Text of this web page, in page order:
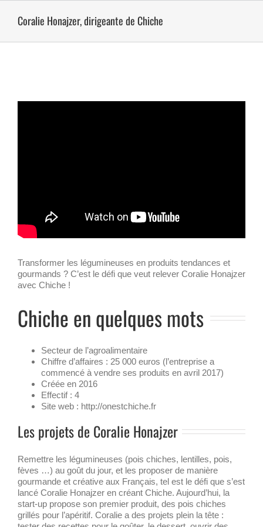
contenuCoralie Honajzer, dirigeante de Chiche
Transformer les légumineuses en produits tendances et
gourmands ? C’est le défi que veut relever Coralie Honajzer
avec Chiche !
Chiche en quelques mots
Secteur de l’agroalimentaire
Chiffre d’affaires : 25 000 euros (l’entreprise a
commencé à vendre ses produits en avril 2017)
Créée en 2016
Effectif : 4
Site web : http://onestchiche.fr
Les projets de Coralie Honajzer
Remettre les légumineuses (pois chiches, lentilles, pois,
fèves …) au goût du jour, et les proposer de manière
gourmande et créative aux Français, tel est le défi que s’est
lancé Coralie Honajzer en créant Chiche. Aujourd’hui, la
start-up propose son premier produit, des pois chiches
grillés pour l’apéritif. Coralie a des projets plein la tête :